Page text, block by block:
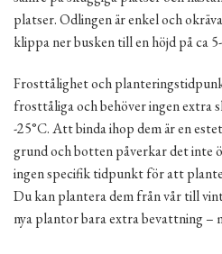
platser. Odlingen är enkel och
klippa ner busken till en höjd på ca
Frosttålighet och
frosttåliga och behöver ingen extra
-25°C. Att binda ihop dem är en
grund och botten påverkar det inte
ingen specifik tidpunkt för att
Du kan plantera dem från vår till
nya plantor bara extra bevattning –